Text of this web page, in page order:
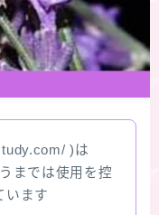
イズ (kindle出
)は
までは使用を控
います